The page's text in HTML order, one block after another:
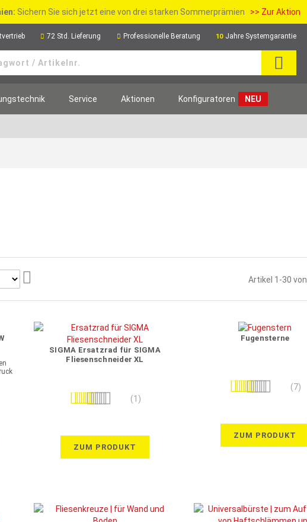
Sichern Sie sich jetzt eine von drei starken Sommerprämien >> Zur Aktion
72 Std. Lieferung Professionelle Beratung 10 Jahre Systemgarantie
Service Aktionen Konfiguratoren NEU
Artikel 1 -30 von
SIGMA Ersatzrad für SIGMA
Fliesenschneider XL
Bewertung: (1)
ZUM PRODUKT
Fugensterne
Bewertung: (7)
ZUM PRODUKT